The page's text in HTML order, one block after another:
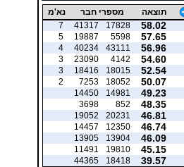
תוצאה מספרי חבר נא'מ
58.02
17828
41317
7
57.65
5598
19887
5
56.96
43111
40234
4
54.60
4142
23090
3
52.54
18015
18416
3
50.07
18052
7253
2
49.23
14981
14450
48.35
852
3698
46.81
20231
19052
46.74
12350
14457
46.09
13904
13905
45.15
19810
11491
39.57
18418
44365